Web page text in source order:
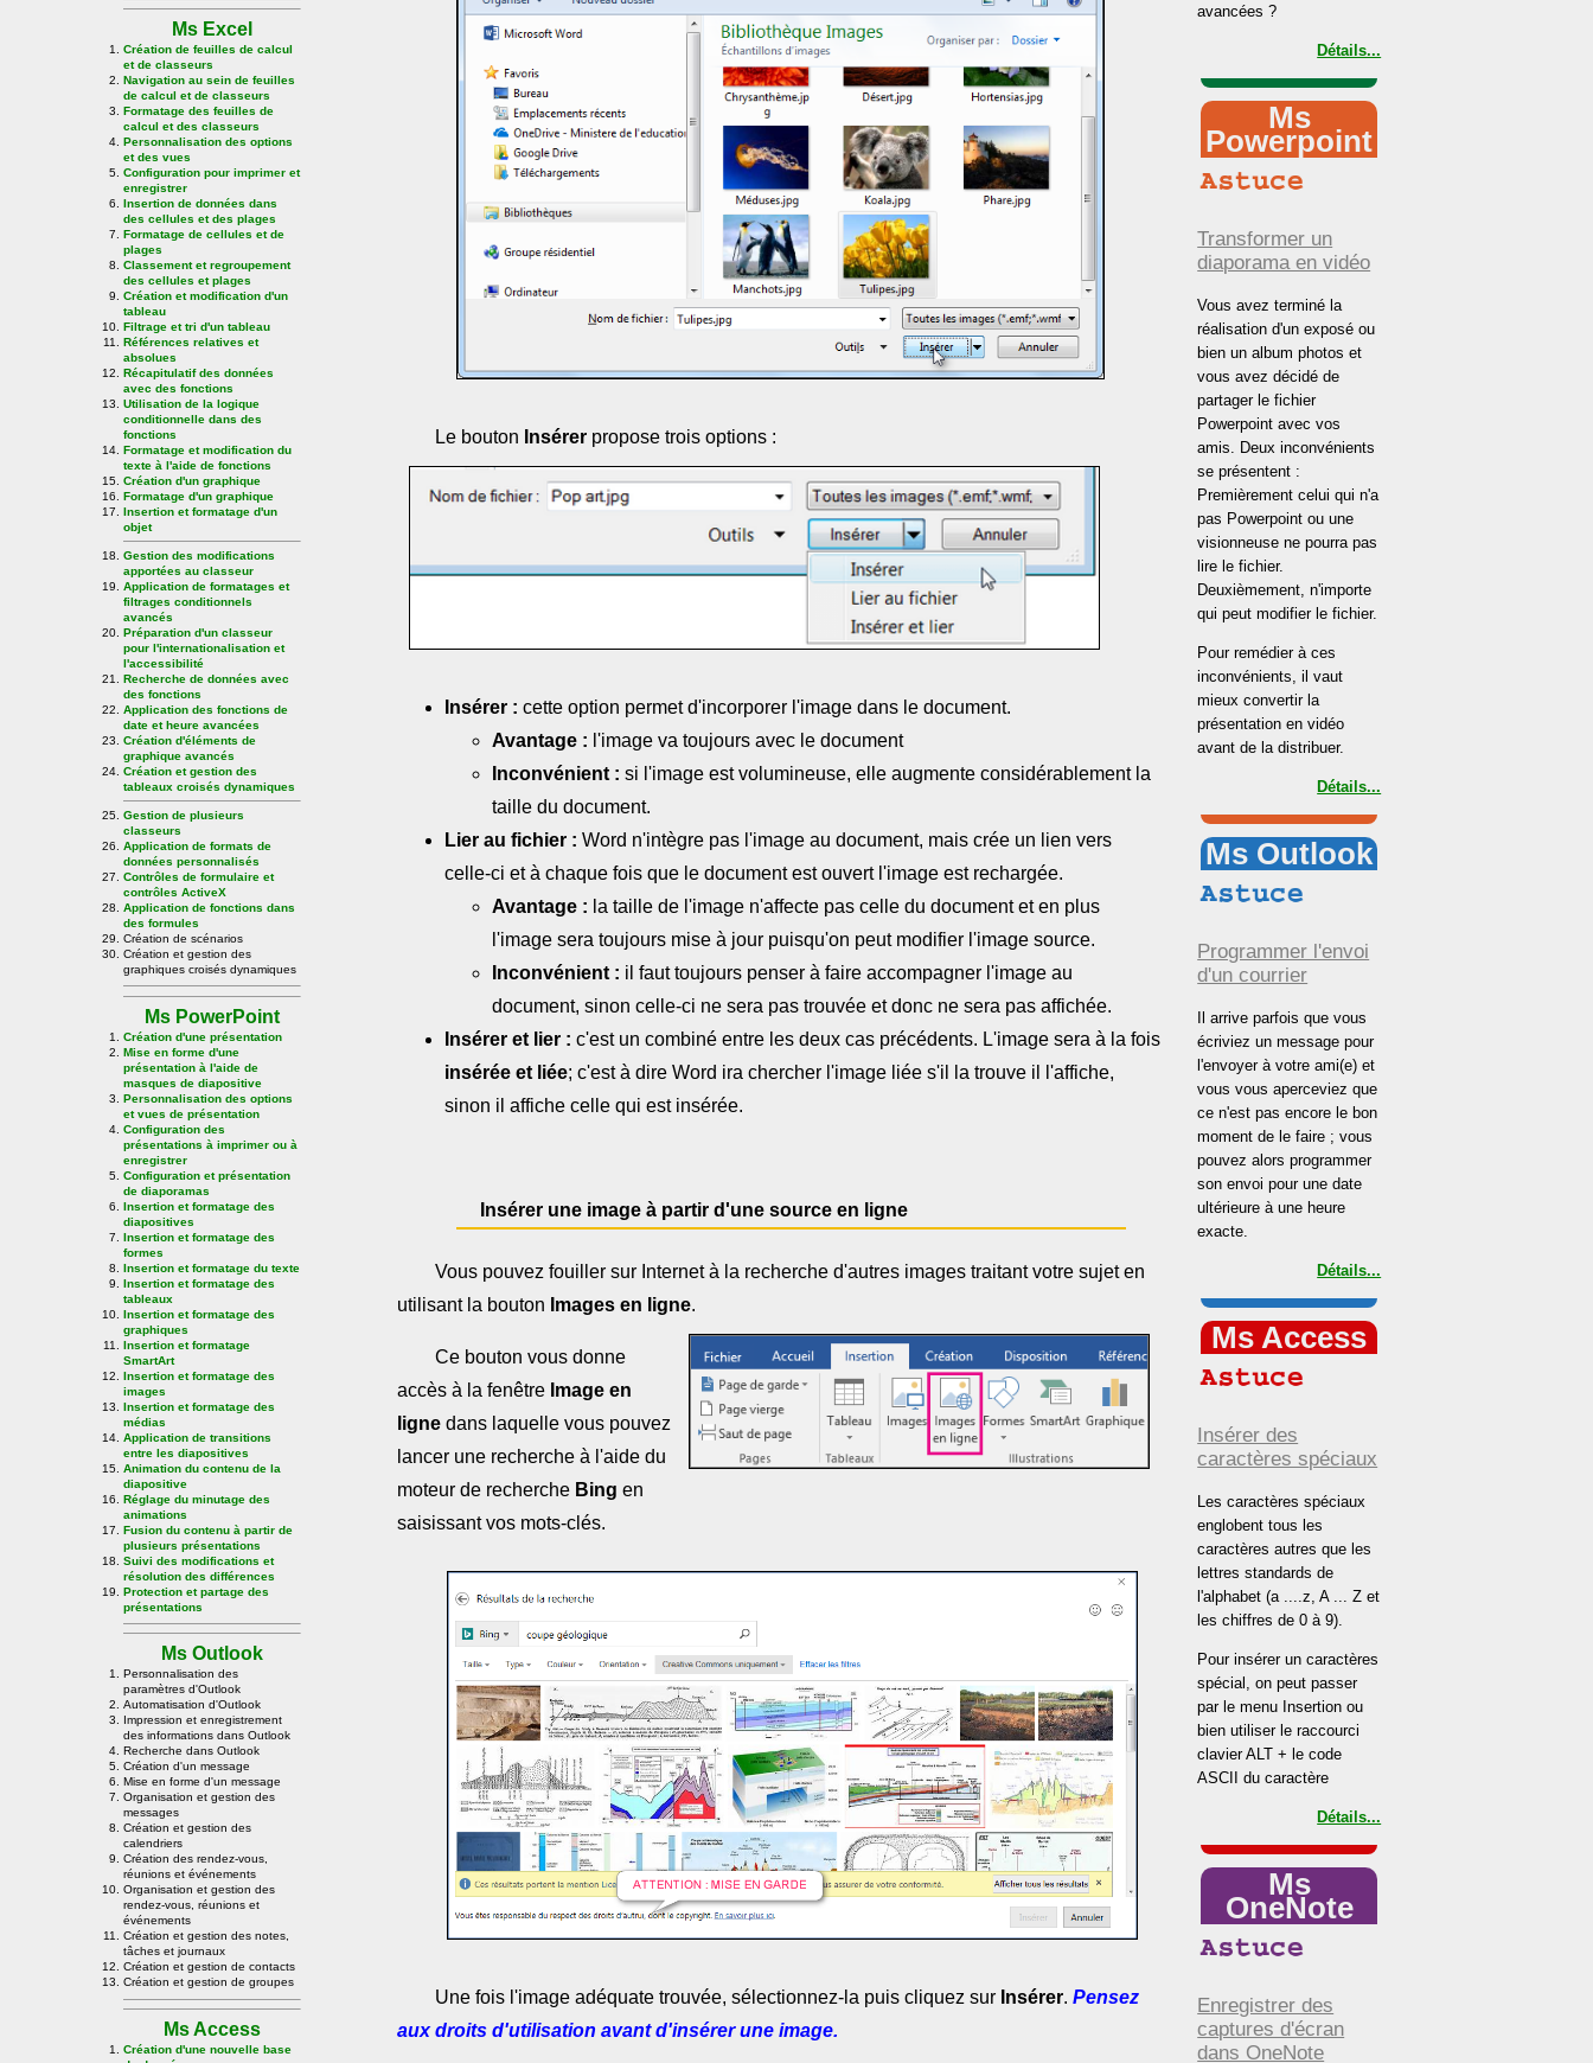
Ms Excel
Création de feuilles de calcul
et de classeurs
Navigation au sein de feuilles
de calcul et de classeurs
Formatage des feuilles de
calcul et des classeurs
Personnalisation des options
et des vues
Configuration pour imprimer et
enregistrer
Insertion de données dans
des cellules et des plages
Formatage de cellules et de
plages
Classement et regroupement
des cellules et plages
Création et modification d'un
tableau
Filtrage et tri d'un tableau
Références relatives et
absolues
Récapitulatif des données
avec des fonctions
Utilisation de la logique
conditionnelle dans des
fonctions
Formatage et modification du
texte à l'aide de fonctions
Création d'un graphique
Formatage d'un graphique
Insertion et formatage d'un
objet
Gestion des modifications
apportées au classeur
Application de formatages et
filtrages conditionnels
avancés
Préparation d'un classeur
pour l'internationalisation et
l'accessibilité
Recherche de données avec
des fonctions
Application des fonctions de
date et heure avancées
Création d'éléments de
graphique avancés
Création et gestion des
tableaux croisés dynamiques
Gestion de plusieurs
classeurs
Application de formats de
données personnalisés
Contrôles de formulaire et
contrôles ActiveX
Application de fonctions dans
des formules
Création de scénarios
Création et gestion des
graphiques croisés dynamiques
Ms PowerPoint
Création d'une présentation
Mise en forme d'une
présentation à l'aide de
masques de diapositive
Personnalisation des options
et vues de présentation
Configuration des
présentations à imprimer ou à
enregistrer
Configuration et présentation
de diaporamas
Insertion et formatage des
diapositives
Insertion et formatage des
formes
Insertion et formatage du texte
Insertion et formatage des
tableaux
Insertion et formatage des
graphiques
Insertion et formatage
SmartArt
Insertion et formatage des
images
Insertion et formatage des
médias
Application de transitions
entre les diapositives
Animation du contenu de la
diapositive
Réglage du minutage des
animations
Fusion du contenu à partir de
plusieurs présentations
Suivi des modifications et
résolution des différences
Protection et partage des
présentations
Ms Outlook
Personnalisation des
paramètres d'Outlook
Automatisation d'Outlook
Impression et enregistrement
des informations dans Outlook
Recherche dans Outlook
Création d'un message
Mise en forme d'un message
Organisation et gestion des
messages
Création et gestion des
calendriers
Création des rendez-vous,
réunions et événements
Organisation et gestion des
rendez-vous, réunions et
événements
Création et gestion des notes,
tâches et journaux
Création et gestion de contacts
Création et gestion de groupes
Ms Access
Création d'une nouvelle base
Le bouton Insérer propose trois options :
Insérer : cette option permet d'incorporer l'image dans le document.
Avantage : l'image va toujours avec le document
Inconvénient : si l'image est volumineuse, elle augmente considérablement la
taille du document.
Lier au fichier : Word n'intègre pas l'image au document, mais crée un lien vers
celle-ci et à chaque fois que le document est ouvert l'image est rechargée.
Avantage : la taille de l'image n'affecte pas celle du document et en plus
l'image sera toujours mise à jour puisqu'on peut modifier l'image source.
Inconvénient : il faut toujours penser à faire accompagner l'image au
document, sinon celle-ci ne sera pas trouvée et donc ne sera pas affichée.
Insérer et lier : c'est un combiné entre les deux cas précédents. L'image sera à la fois
insérée et liée; c'est à dire Word ira chercher l'image liée s'il la trouve il l'affiche,
sinon il affiche celle qui est insérée.
Insérer une image à partir d'une source en ligne
Vous pouvez fouiller sur Internet à la recherche d'autres images traitant votre sujet en
utilisant la bouton Images en ligne.
Ce bouton vous donne
accès à la fenêtre Image en
ligne dans laquelle vous pouvez
lancer une recherche à l'aide du
moteur de recherche Bing en
saisissant vos mots-clés.
Une fois l'image adéquate trouvée, sélectionnez-la puis cliquez sur Insérer.Pensez
aux droits d'utilisation avant d'insérer une image.
avancées ?
Détails...
Ms
Powerpoint
Transformer un
diaporama en vidéo
Vous avez terminé la
réalisation d'un exposé ou
bien un album photos et
vous avez décidé de
partager le fichier
Powerpoint avec vos
amis. Deux inconvénients
se présentent :
Premièrement celui qui n'a
pas Powerpoint ou une
visionneuse ne pourra pas
lire le fichier.
Deuxièmement, n'importe
qui peut modifier le fichier.
Pour remédier à ces
inconvénients, il vaut
mieux convertir la
présentation en vidéo
avant de la distribuer.
Détails...
Ms Outlook
Programmer l'envoi
d'un courrier
Il arrive parfois que vous
écriviez un message pour
l'envoyer à votre ami(e) et
vous vous aperceviez que
ce n'est pas encore le bon
moment de le faire ; vous
pouvez alors programmer
son envoi pour une date
ultérieure à une heure
exacte.
Détails...
Ms Access
Insérer des
caractères spéciaux
Les caractères spéciaux
englobent tous les
caractères autres que les
lettres standards de
l'alphabet (a ....z, A ... Z et
les chiffres de 0 à 9).
Pour insérer un caractères
spécial, on peut passer
par le menu Insertion ou
bien utiliser le raccourci
clavier ALT + le code
ASCII du caractère
Détails...
Ms
OneNote
Enregistrer des
captures d'écran
dans OneNote